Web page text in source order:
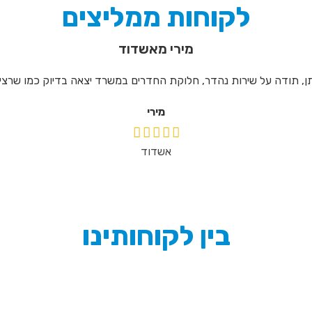
לקוחות ממליצים
נהדר, חלוקת החדרים במשרד יצאה בדיוק כמו שרציתי
בין לקוחותינו